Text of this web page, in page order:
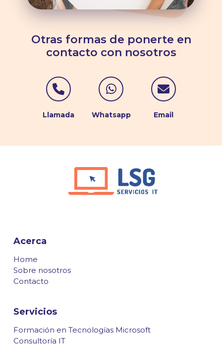
Otras formas de ponerte en
contacto con nosotros
Contactar por
Llamada
Contactar
Whatsapp Email
Acerca
Home
Sobre nosotros
Contacto
Servicios
Formación en Tecnologías Microsoft
Consultoría IT